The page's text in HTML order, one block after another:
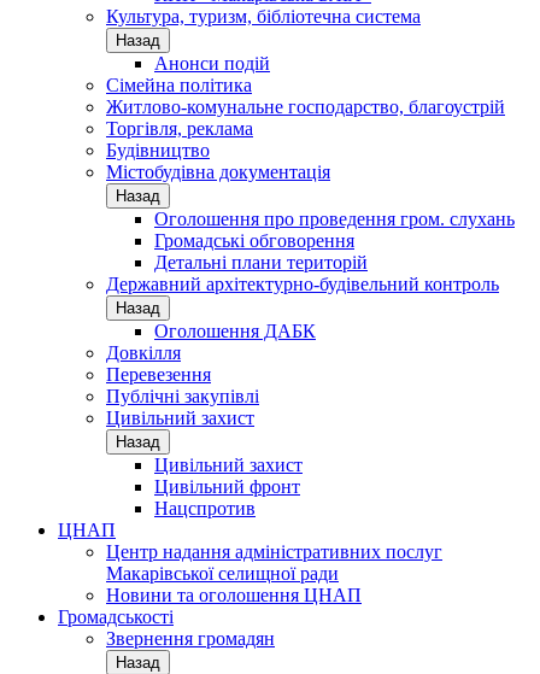
Культура, туризм, бібліотечна система
Назад
Анонси подій
Сімейна політика
Житлово-комунальне господарство, благоустрій
Торгівля, реклама
Будівництво
Містобудівна документація
Назад
Оголошення про проведення гром. слухань
Громадські обговорення
Детальні плани територій
Державний архітектурно-будівельний контроль
Назад
Оголошення ДАБК
Довкілля
Перевезення
Публічні закупівлі
Цивільний захист
Назад
Цивільний захист
Цивільний фронт
Нацспротив
ЦНАП
Центр надання адміністративних послуг
Макарівської селищної ради
Новини та оголошення ЦНАП
Громадськості
Звернення громадян
Назад